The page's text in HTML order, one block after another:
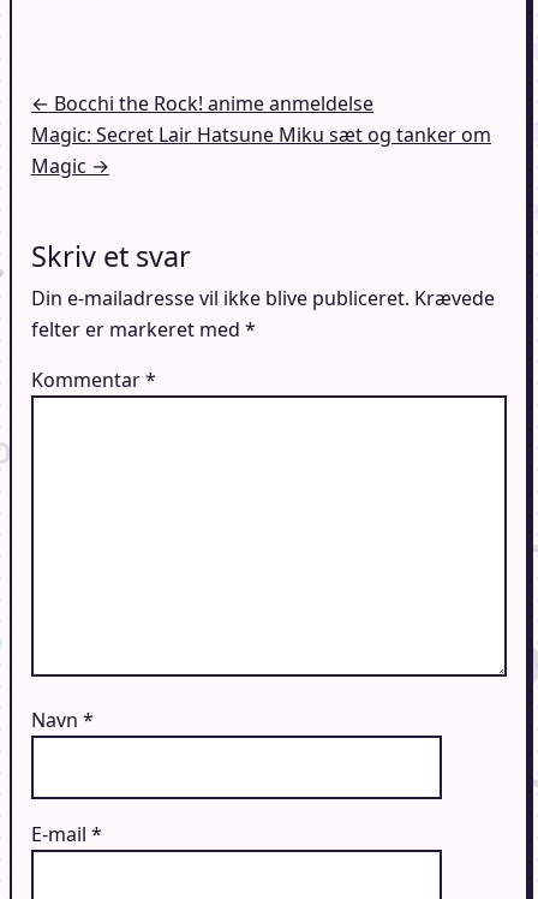
Indlægsnavigation
← Bocchi the Rock! anime anmeldelse
Magic: Secret Lair Hatsune Miku sæt og tanker om
Magic →
Skriv et svar
Din e-mailadresse vil ikke blive publiceret. Krævede
felter er markeret med *
Kommentar*
Navn *
E-mail *